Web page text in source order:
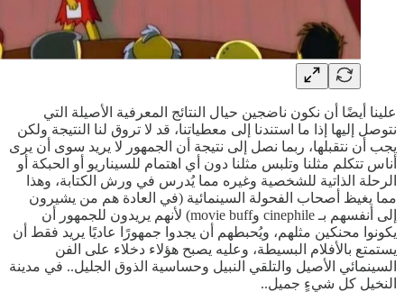
علينا أيضًا أن نكون ناضجين حيال النتائج المعرفية الأصيلة التي
نتوصل إليها إذا ما استندنا إلى معطياتنا، قد لا تروق لنا النتيجة ولكن
يجب أن نتقبلها، ربما نصل إلى نتيجة أن الجمهور لا يريد سوى أن يرى
أناس تتكلم مثلنا وتلبس مثلنا دون أي اهتمام للسيناريو أو الحبكة أو
الرحلة الذاتية للشخصية وغيره مما يُدرس في ورش الكتابة، وهذا
مما يغيظ أصحاب الفحولة السينمائية (في العادة هم من يشيرون
إلى أنفسهم بـ cinephile وmovie buff) لأنهم يريدون للجمهور أن
يكونوا محنكين مثلهم، ويُحبطهم أن يجدوا جمهورًا عاديًا يريد فقط أن
يستمتع بالأفلام البسيطة، وعليه يصبح هؤلاء دخلاء على الفن
السينمائي الأصيل والتلقي النبيل وحساسية الذوق الجليل.. في مدينة
النخيل كل شيءٍ جميل..